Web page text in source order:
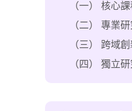
（一） 核心
（二） 專業
（三） 跨域
（四） 獨立